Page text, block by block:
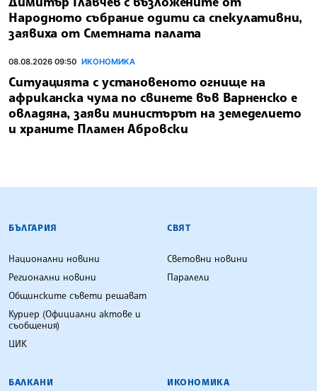
Народното събрание одити са спекулативни,
заявиха от Сметната палата
08.08.2026 09:50 ИКОНОМИКА
Ситуацията с установеното огнище на
африканска чума по свинете във Варненско е
овладяна, заяви министърът на земеделието
и храните Пламен Абровски
БЪЛГАРСКА ТЕЛЕГРАФНА АГЕНЦИЯ
БЪЛГАРИЯ
Национални новини
Регионални новини
Общинските съвети решават
Куриер (Официални актове и
съобщения)
ЦИК
СВЯТ
Световни новини
Паралели
БАЛКАНИ ИКОНОМИКА